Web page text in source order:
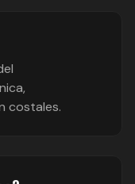
costales.